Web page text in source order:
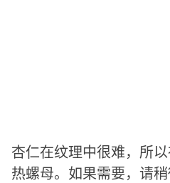
杏仁在纹理中很难，所
热螺母。如果需要，请